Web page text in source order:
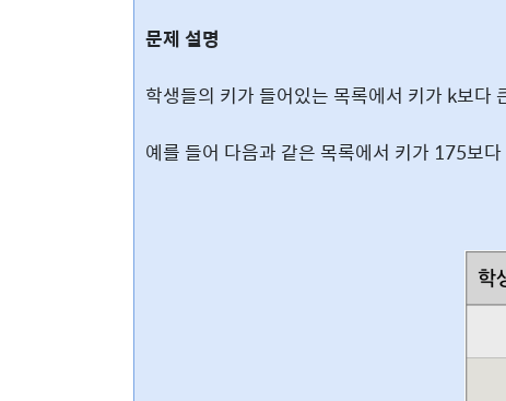
문제 설명
학생들의 키가 들어있는 목록에서 키가 k보다
예를 들어 다음과 같은 목록에서 키가 175보